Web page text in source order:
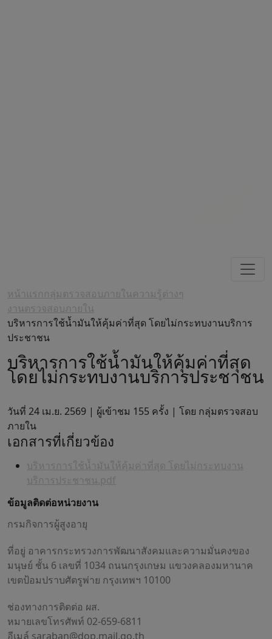
หน้าแรกกลุ่มตรวจสอบภายในความรู้ต่างๆ
งานตรวจสอบภายใน
บริหารการใช้น้ำมันให้คุ้มค่าที่สุด โดยไม่กระทบงานบริการ
ประชาชน
บริหารการใช้น้ำมันให้คุ้มค่าที่สุด
โดยไม่กระทบงานบริการประชาชน
วันที่ 24 เม.ย. 2569 | ผู้เข้าชม 155 ครั้ง | โดย กลุ่มตรวจสอบ
ภายใน
เอกสารที่เกี่ยวข้อง
บริหารการใช้น้ำมันให้คุ้มค่าที่สุด โดยไม่กระทบงาน
บริการประชาชน.pdf
ข้อมูลติดต่อหน่วยงาน
กรมกิจการผู้สูงอายุ
ที่อยู่ อาคารกระทรวงการพัฒนาสังคมและความมั่นคงของ
มนุษย์ ชั้น 6 เลขที่ 1034 ถนนกรุงเกษม แขวงคลองมหานาค
เขตป้อมปราบศัตรูพ่าย กรุงเทพฯ 10100
ช่องทางการติดต่อ ผส.
หมายเลขโทรศัพท์ 02-659-6811
อีเมล์ saraban@dop.mail.go.th